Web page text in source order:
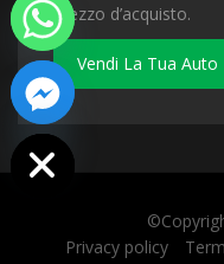
prezzo d’acquisto.
Vendi La Tua Auto
Privacy policy